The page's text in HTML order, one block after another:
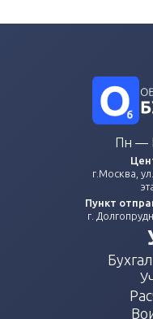
Пн —
г.Москва,
Пункт
г.